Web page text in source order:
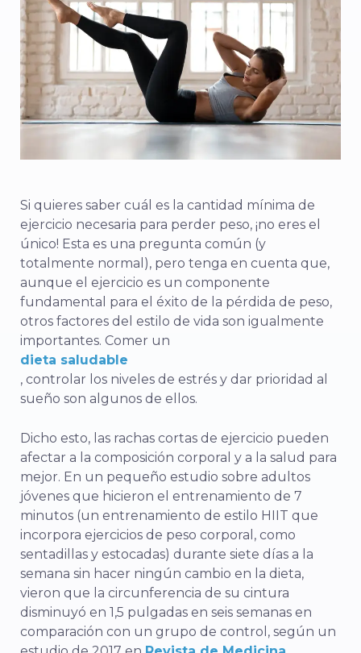
Si quieres saber cuál es la cantidad mínima de
ejercicio necesaria para perder peso, ¡no eres el
único! Esta es una pregunta común (y
totalmente normal), pero tenga en cuenta que,
aunque el ejercicio es un componente
fundamental para el éxito de la pérdida de peso,
otros factores del estilo de vida son igualmente
importantes. Comer un
dieta saludable
, controlar los niveles de estrés y dar prioridad al
sueño son algunos de ellos.
Dicho esto, las rachas cortas de ejercicio pueden
afectar a la composición corporal y a la salud para
mejor. En un pequeño estudio sobre adultos
jóvenes que hicieron el entrenamiento de 7
minutos (un entrenamiento de estilo HIIT que
incorpora ejercicios de peso corporal, como
sentadillas y estocadas) durante siete días a la
semana sin hacer ningún cambio en la dieta,
vieron que la circunferencia de su cintura
disminuyó en 1,5 pulgadas en seis semanas en
comparación con un grupo de control, según un